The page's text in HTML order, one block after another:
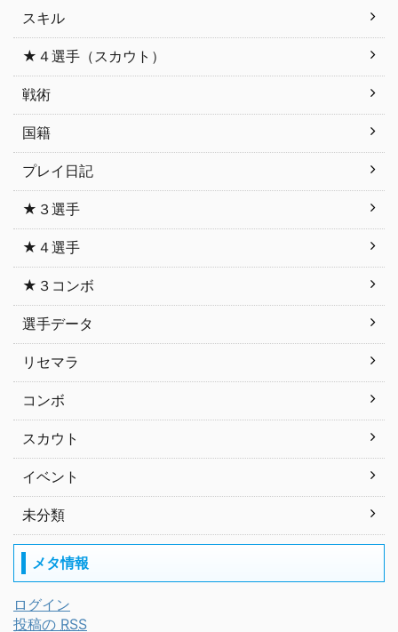
スキル
★４選手（スカウト）
戦術
国籍
プレイ日記
★３選手
★４選手
★３コンボ
選手データ
リセマラ
コンボ
スカウト
イベント
未分類
メタ情報
ログイン
投稿の RSS